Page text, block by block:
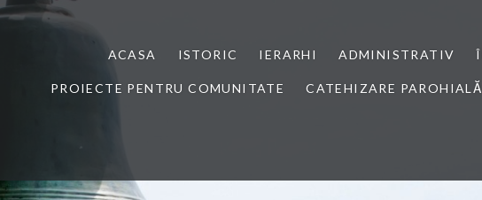
ACASA ISTORIC IERARHI ADMINISTRATIV
PROIECTE PENTRU COMUNITATE CATEHIZARE PAROHIALĂ